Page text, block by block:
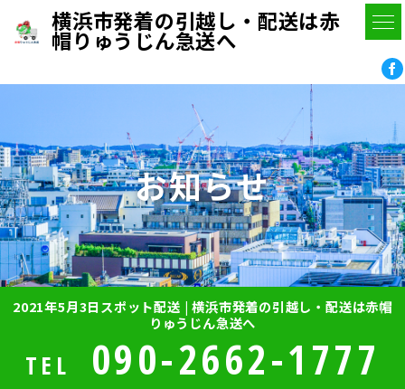
横浜市発着の引越し・配送は赤
帽りゅうじん急送へ
お知らせ
2021年5月3日スポット配送 | 横浜市発着の引越し・配送は赤帽
りゅうじん急送へ
TEL 090-2662-1777